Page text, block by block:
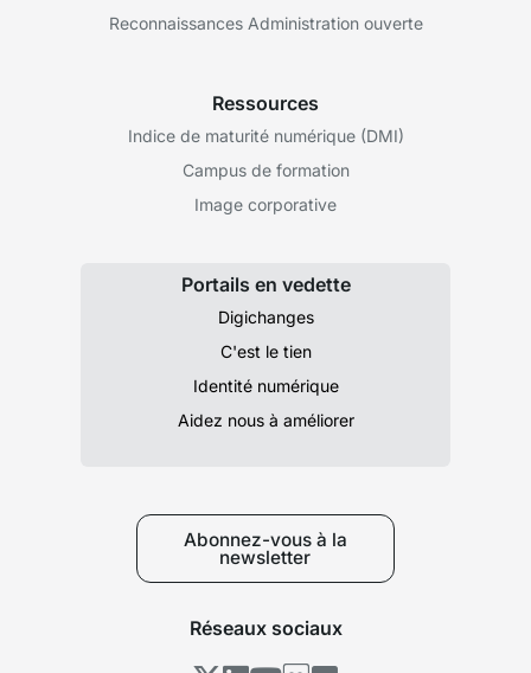
Reconnaissances Administration ouverte
Ressources
Indice de maturité numérique (DMI)
Campus de formation
Image corporative
Portails en vedette
Digichanges
C'est le tien
Identité numérique
Aidez nous à améliorer
Abonnez-vous à la
newsletter
Réseaux sociaux